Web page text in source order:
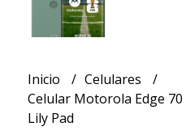
Inicio
Celulares
Celular Motorola Edge 70
Lily Pad